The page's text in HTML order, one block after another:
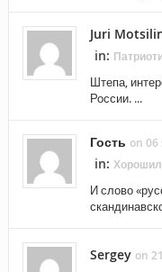
Juri
in:
Штепа,
России. ...
Гость on
in:
И слово
Sergey on